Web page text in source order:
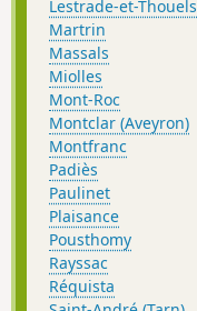
Lestrade-et-Thouels
Martrin
Massals
Miolles
Mont-Roc
Montclar (Aveyron)
Montfranc
Padiès
Paulinet
Plaisance
Pousthomy
Rayssac
Réquista